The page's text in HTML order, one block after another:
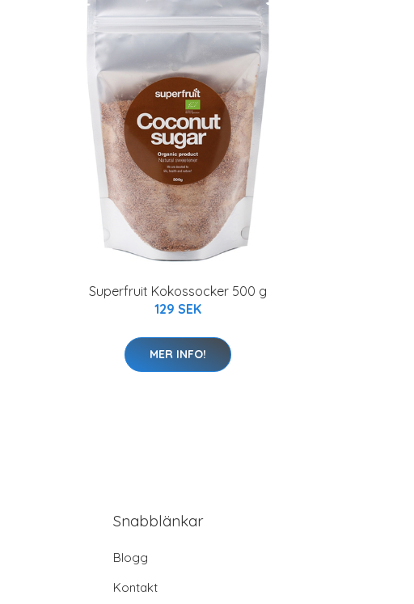
Superfruit Kokossocker 500 g
129 SEK
MER INFO!
Snabblänkar
Blogg
Kontakt